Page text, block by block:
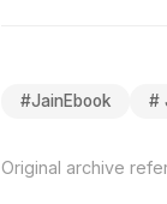
#JainEbook #
Original archive